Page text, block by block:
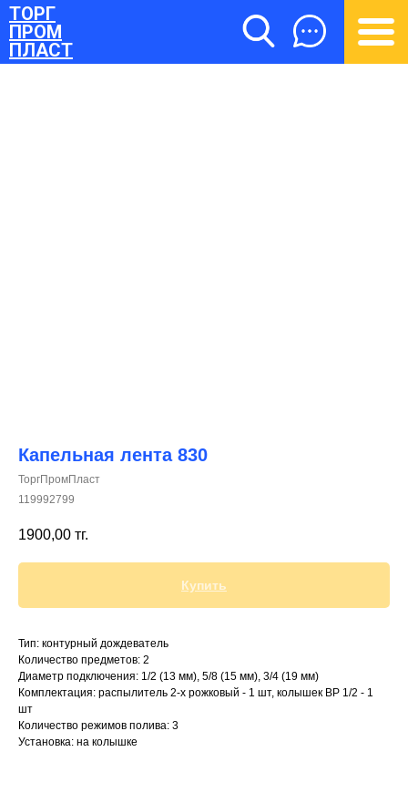
ТОРГ
ПРОМ
ПЛАСТ
Капельная лента 830
ТоргПромПласт
119992799
1900,00 тг.
Купить
Тип: контурный дождеватель
Количество предметов: 2
Диаметр подключения: 1/2 (13 мм), 5/8 (15 мм), 3/4 (19 мм)
Комплектация: распылитель 2-х рожковый - 1 шт, колышек ВР 1/2 - 1
шт
Количество режимов полива: 3
Установка: на колышке